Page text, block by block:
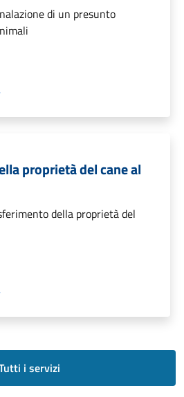
di un presunto
proprietà del cane al
della proprietà del
i servizi